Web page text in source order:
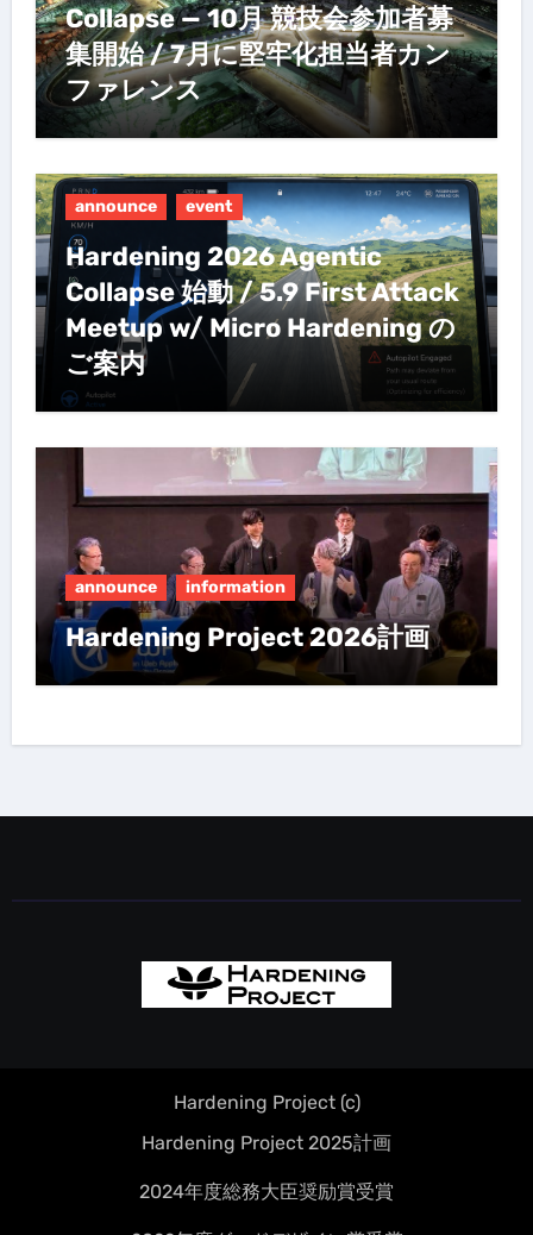
Collapse — 10月 競技会参加者募
集開始 / 7月に堅牢化担当者カン
ファレンス
announce event
Hardening 2026 Agentic
Collapse 始動 / 5.9 First Attack
Meetup w/ Micro Hardening の
ご案内
announce information
Hardening Project 2026計画
Hardening Project (c)
Hardening Project 2025計画
2024年度総務大臣奨励賞受賞